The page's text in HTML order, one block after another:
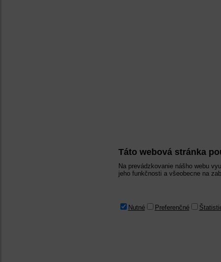
Táto webová stránka
Na prevádzkovanie nášho webu
jeho funkčnosti a všeobecne na
Nutné Preferenčné